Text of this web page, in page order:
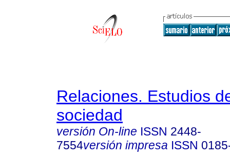
Relaciones. Estudios
sociedad
versión On-line ISSN 2448-
7554versión impresa ISSN